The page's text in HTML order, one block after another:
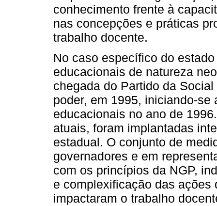
conhecimento frente à
nas concepções e práticas
trabalho docente.
No caso específico do
educacionais de natureza
chegada do Partido da
poder, em 1995, iniciando-
educacionais no ano de
atuais, foram implantadas
estadual. O conjunto de
governadores e em
com os princípios da NGP,
e complexificação das ações
impactaram o trabalho